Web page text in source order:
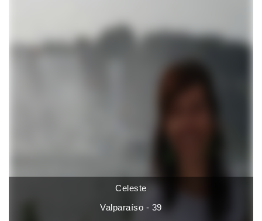
Celeste
Valparaíso - 39